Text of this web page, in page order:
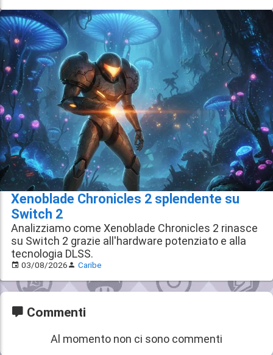
Xenoblade Chronicles 2 splendente su
Switch 2
Analizziamo come Xenoblade Chronicles 2 rinasce
su Switch 2 grazie all'hardware potenziato e alla
tecnologia DLSS.
03/08/2026 Caribe
Commenti
Al momento non ci sono commenti